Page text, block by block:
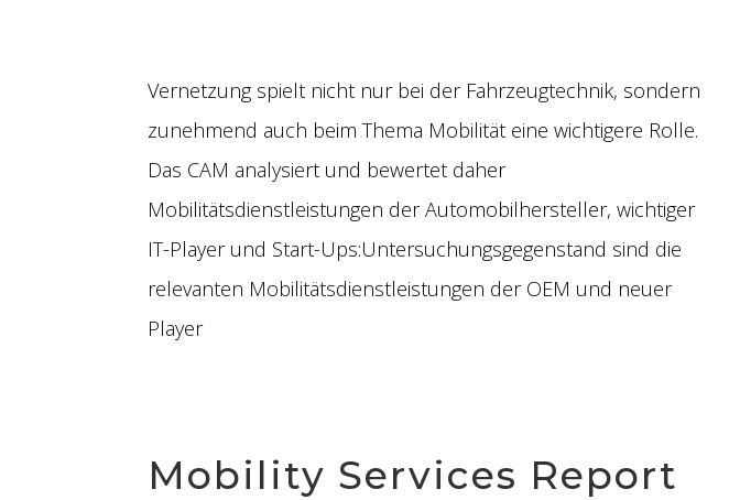
Vernetzung spielt nicht nur bei der Fahrzeugtechnik, sondern
zunehmend auch beim Thema Mobilität eine wichtigere Rolle.
Das CAM analysiert und bewertet daher
Mobilitätsdienstleistungen der Automobilhersteller, wichtiger
IT-Player und Start-Ups:Untersuchungsgegenstand sind die
relevanten Mobilitätsdienstleistungen der OEM und neuer
Player
Mobility Services Report